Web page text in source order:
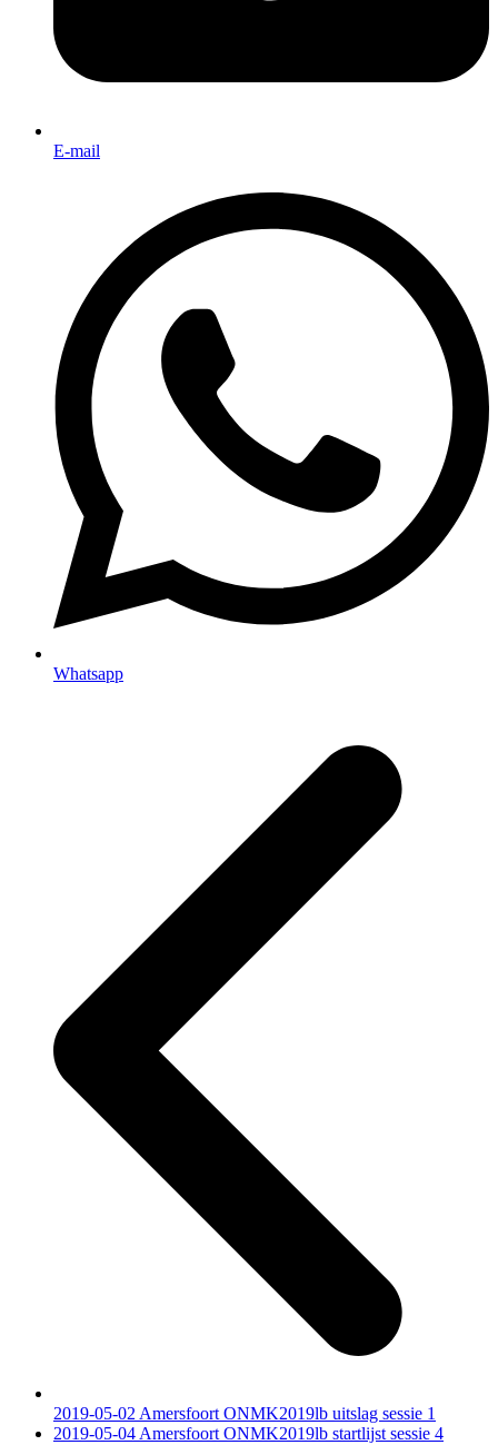
E-mail
Whatsapp
2019-05-02 Amersfoort ONMK2019lb uitslag sessie 1
next
2019-05-04 Amersfoort ONMK2019lb startlijst sessie 4